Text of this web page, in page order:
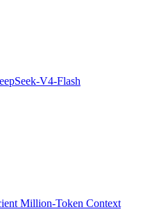
V4-Flash
Million-Token Context